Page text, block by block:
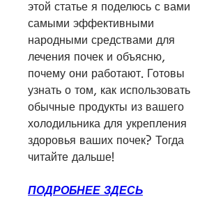
этой статье я поделюсь с вами
самыми эффективными
народными средствами для
лечения почек и объясню,
почему они работают. Готовы
узнать о том, как использовать
обычные продукты из вашего
холодильника для укрепления
здоровья ваших почек? Тогда
читайте дальше!
ПОДРОБНЕЕ ЗДЕСЬ